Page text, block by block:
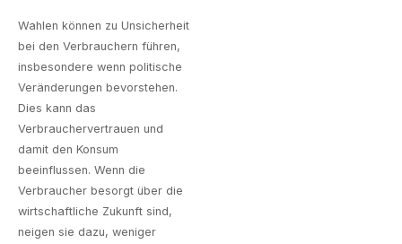
Wahlen können zu Unsicherheit
bei den Verbrauchern führen,
insbesondere wenn politische
Veränderungen bevorstehen.
Dies kann das
Verbrauchervertrauen und
damit den Konsum
beeinflussen. Wenn die
Verbraucher besorgt über die
wirtschaftliche Zukunft sind,
neigen sie dazu, weniger